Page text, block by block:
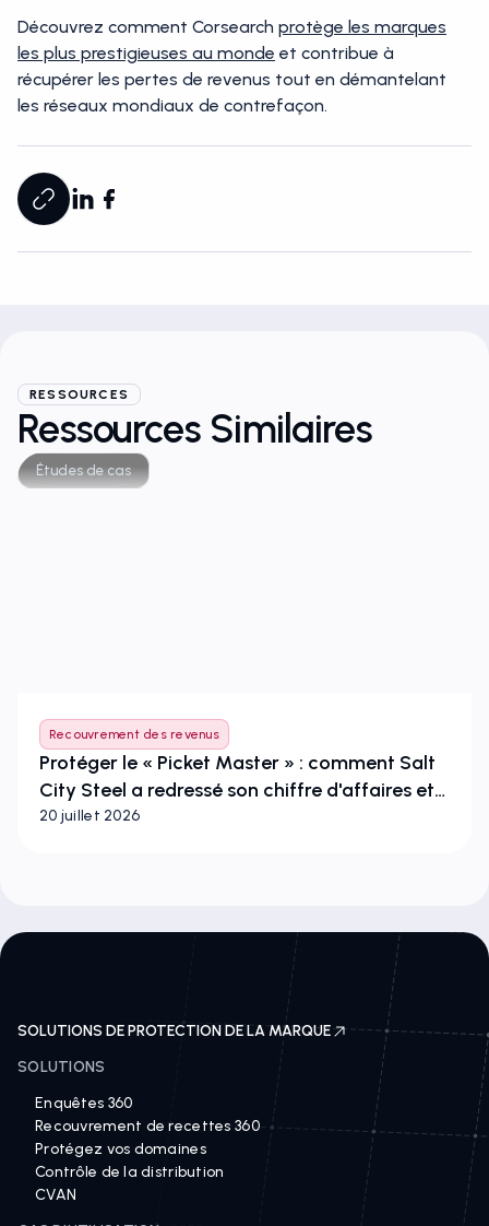
Découvrez comment Corsearch protège les marques
les plus prestigieuses au monde et contribue à
récupérer les pertes de revenus tout en démantelant
les réseaux mondiaux de contrefaçon.
RESSOURCES
Ressources Similaires
Études de cas
Recouvrement des revenus
Protéger le « Picket Master » : comment Salt
City Steel a redressé son chiffre d'affaires et
préservé son image de marque
20 juillet 2026
SOLUTIONS DE PROTECTION DE LA MARQUE
SOLUTIONS
Enquêtes 360
Recouvrement de recettes 360
Protégez vos domaines
Contrôle de la distribution
CVAN